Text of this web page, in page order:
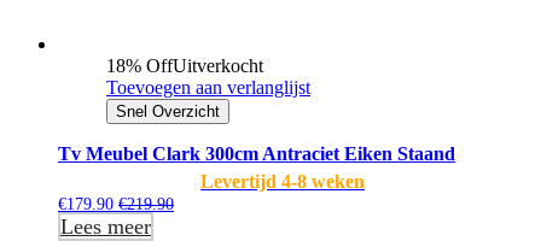
18% OffUitverkocht
Toevoegen aan verlanglijst
Snel Overzicht
Tv Meubel Clark 300cm Antraciet Eiken Staand
Levertijd 4-8 weken
€179.90 €219.90
Lees meer